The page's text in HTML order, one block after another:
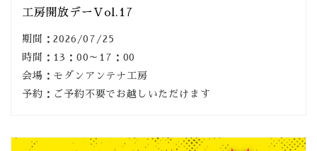
工房開放デーVol.17
期間：2026/07/25
時間：13：00～17：00
会場：モダンアンテナ工房
予約：ご予約不要でお越しいただけます